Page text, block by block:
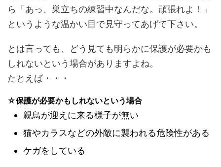
ら「あっ、巣立ちの練習中なんだな。頑張れよ！」
というような温かい目で見守ってあげて下さい。
とは言っても、どう見ても明らかに保護が必要かも
しれないという場合がありますよね。
たとえば・・・
☆保護が必要かもしれないという場合
親鳥が迎えに来る様子が無い
猫やカラスなどの外敵に襲われる危険性がある
ケガをしている